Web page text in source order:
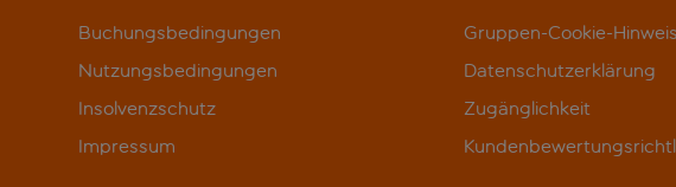
Buchungsbedingungen
Nutzungsbedingungen
Insolvenzschutz
Impressum
Gruppen-Cookie-
Datenschutzerklärung
Zugänglichkeit